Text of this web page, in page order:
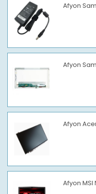
Afyon
Afyon
Afyon
Afyon